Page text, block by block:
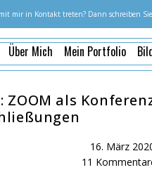
mir in Kontakt treten? Dann schreiben
Über Mich Mein Portfolio
ZOOM als
16. März
11